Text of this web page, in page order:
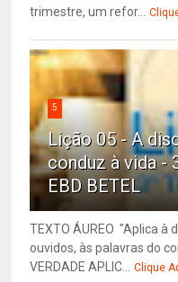
trimestre, um refor...
5
Lição 05 - A
conduz à vida -
EBD BETEL
TEXTO ÁUREO "Aplica à
ouvidos, às palavras do
VERDADE APLIC... Clique